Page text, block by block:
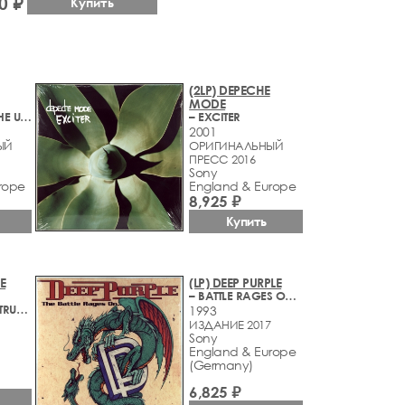
– SOUNDS OF THE UNIVERSE
(2LP) DEPECHE
MODE
– EXCITER
2001
ОРИГИНАЛЬНЫЙ
ПРЕСС 2016
Sony
England & Europe
8,925 ₽
Купить
– B-SIDES & INSTRUMENTALS 81>98
(LP) DEEP PURPLE
– BATTLE RAGES ON…
1993
ИЗДАНИЕ 2017
Sony
England & Europe
(Germany)
6,825 ₽